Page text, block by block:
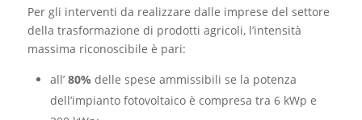
Per gli interventi da realizzare dalle imprese del settore
della trasformazione di prodotti agricoli, l’intensità
massima riconoscibile è pari:
all’80% delle spese ammissibili se la potenza
dell’impianto fotovoltaico è compresa tra 6 kWp e